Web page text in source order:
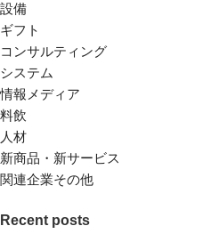
設備
ギフト
コンサルティング
システム
情報メディア
料飲
人材
新商品・新サービス
関連企業その他
Recent posts